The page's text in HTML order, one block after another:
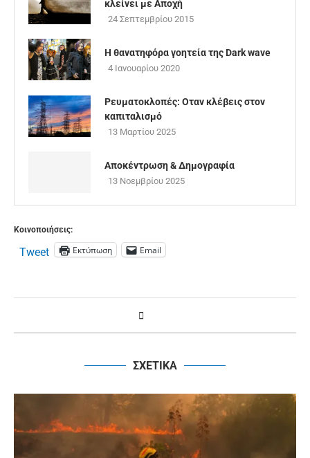
κλείνει με Αποχή
24 Σεπτεμβρίου 2015
Η θανατηφόρα γοητεία της Dark wave
4 Ιανουαρίου 2020
Ρευματοκλοπές: Οταν κλέβεις στον
καπιταλισμό
13 Μαρτίου 2025
Αποκέντρωση & Δημογραφία
13 Νοεμβρίου 2025
Κοινοποιήσεις:
Tweet Εκτύπωση Email
ΣΧΕΤΙΚΑ